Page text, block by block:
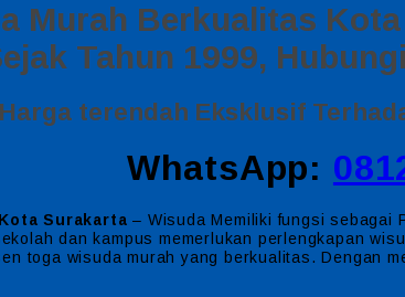
Murah Berkualitas
Tahun 1999,
terendah Eksklusif
WhatsApp:
Surakarta – Wisuda Memiliki fungsi sebagai
dan kampus memerlukan perlengkapan
toga wisuda murah yang berkualitas. Dengan